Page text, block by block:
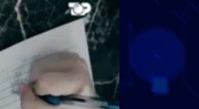
divorci